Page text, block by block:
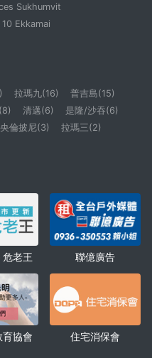
Sukhumvit
10 Ekkamai
拉瑪九(16)
普吉島(15)
清邁(6)
是隆/沙吞(6)
倫披尼(3)
拉瑪三(2)
老王 聯億廣告
協會 住宅消保會